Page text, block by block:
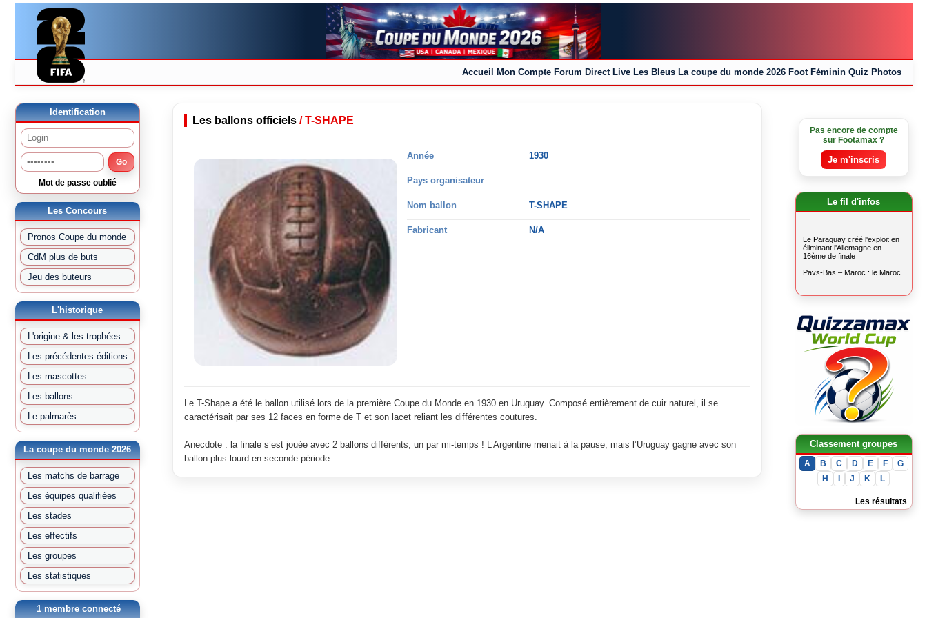
Accueil Mon Compte Forum Direct Live Les Bleus La coupe du monde 2026 Foot Féminin Quiz Photos
Identification
Go
Mot de passe oublié
Les Concours
Pronos Coupe du monde
CdM plus de buts
Jeu des buteurs
L'historique
L'origine & les trophées
Les précédentes éditions
Les mascottes
Les ballons
Le palmarès
La coupe du monde 2026
Les matchs de barrage
Les équipes qualifiées
Les stades
Les effectifs
Les groupes
Les statistiques
1 membre connecté
Les ballons officiels / T-SHAPE
Année 1930
Pays organisateur
Nom ballon T-SHAPE
Fabricant N/A
Le T-Shape a été le ballon utilisé lors de la première Coupe du Monde en 1930 en Uruguay. Composé entièrement de cuir naturel, il se
caractérisait par ses 12 faces en forme de T et son lacet reliant les différentes coutures.
Anecdote : la finale s’est jouée avec 2 ballons différents, un par mi-temps ! L’Argentine menait à la pause, mais l’Uruguay gagne avec son
ballon plus lourd en seconde période.
Pas encore de compte
sur Footamax ?
Je m'inscris
Le fil d'infos
Le Paraguay créé l'exploit en
éliminant l'Allemagne en
16ème de finale
Pays-Bas – Maroc : le Maroc
La France domine la Norvège
La France domine l’Irak et file
en phase finale
France 3 - 1 Sénégal
La liste complète de la France
pour la Coupe du Monde 2026
Classement groupes
A B C D E F
G
H
J K L
Les résultats